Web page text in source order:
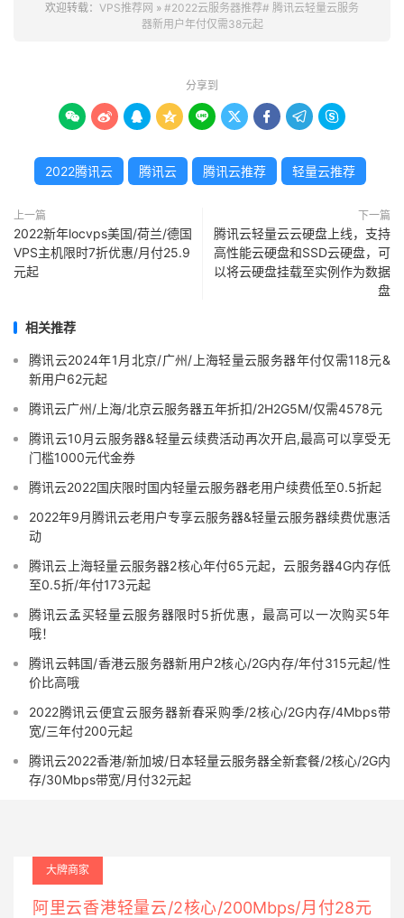
欢迎转载： VPS推荐网 » #2022云服务器推荐# 腾讯云轻量云服务
器新用户年付仅需38元起
分享到
        
2022腾讯云 腾讯云 腾讯云推荐 轻量云推荐
上一篇
2022新年locvps美国/荷兰/德国
VPS主机限时7折优惠/月付25.9
元起
下一篇
腾讯云轻量云云硬盘上线，支持
高性能云硬盘和SSD云硬盘，可
以将云硬盘挂载至实例作为数据
盘
相关推荐
腾讯云2024年1月北京/广州/上海轻量云服务器年付仅需118元&
新用户62元起
腾讯云广州/上海/北京云服务器五年折扣/2H2G5M/仅需4578元
腾讯云10月云服务器&轻量云续费活动再次开启,最高可以享受无
门槛1000元代金券
腾讯云2022国庆限时国内轻量云服务器老用户续费低至0.5折起
2022年9月腾讯云老用户专享云服务器&轻量云服务器续费优惠活
动
腾讯云上海轻量云服务器2核心年付65元起，云服务器4G内存低
至0.5折/年付173元起
腾讯云孟买轻量云服务器限时5折优惠，最高可以一次购买5年
哦！
腾讯云韩国/香港云服务器新用户2核心/2G内存/年付315元起/性
价比高哦
2022腾讯云便宜云服务器新春采购季/2核心/2G内存/4Mbps带
宽/三年付200元起
腾讯云2022香港/新加坡/日本轻量云服务器全新套餐/2核心/2G内
存/30Mbps带宽/月付32元起
大牌商家
阿里云香港轻量云/2核心/200Mbps/月付28元